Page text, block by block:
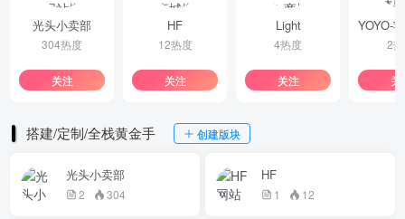
光头小卖部
304热度
关注
HF
12热度
关注
Light
4热度
关注
2
关
搭建/定制/全栈黄金手 创建版块
光头小卖部
2 304
HF
1 12